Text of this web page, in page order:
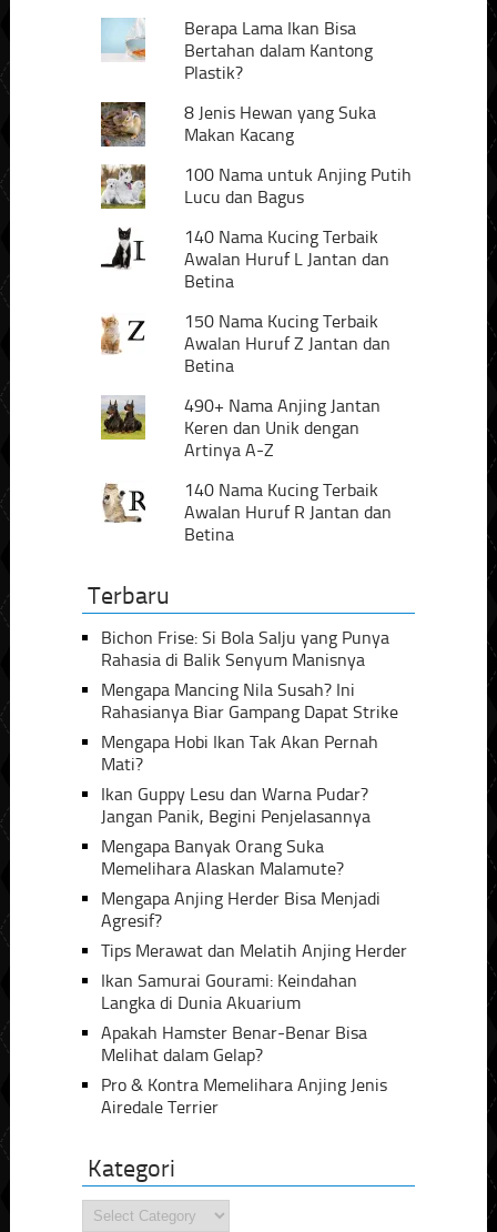
Berapa Lama Ikan Bisa
Bertahan dalam Kantong
Plastik?
8 Jenis Hewan yang Suka
Makan Kacang
100 Nama untuk Anjing Putih
Lucu dan Bagus
140 Nama Kucing Terbaik
Awalan Huruf L Jantan dan
Betina
150 Nama Kucing Terbaik
Awalan Huruf Z Jantan dan
Betina
490+ Nama Anjing Jantan
Keren dan Unik dengan
Artinya A-Z
140 Nama Kucing Terbaik
Awalan Huruf R Jantan dan
Betina
Terbaru
Bichon Frise: Si Bola Salju yang Punya
Rahasia di Balik Senyum Manisnya
Mengapa Mancing Nila Susah? Ini
Rahasianya Biar Gampang Dapat Strike
Mengapa Hobi Ikan Tak Akan Pernah
Mati?
Ikan Guppy Lesu dan Warna Pudar?
Jangan Panik, Begini Penjelasannya
Mengapa Banyak Orang Suka
Memelihara Alaskan Malamute?
Mengapa Anjing Herder Bisa Menjadi
Agresif?
Tips Merawat dan Melatih Anjing Herder
Ikan Samurai Gourami: Keindahan
Langka di Dunia Akuarium
Apakah Hamster Benar-Benar Bisa
Melihat dalam Gelap?
Pro & Kontra Memelihara Anjing Jenis
Airedale Terrier
Kategori
Kategori